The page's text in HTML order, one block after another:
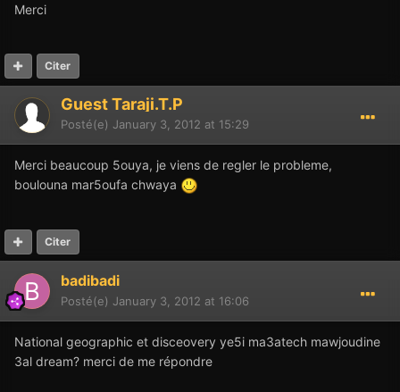
Merci
Citer
Guest Taraji.T.P
Posté(e) January 3, 2012 at 15:29
Merci beaucoup 5ouya, je viens de regler le probleme,
boulouna mar5oufa chwaya
Citer
badibadi
Posté(e) January 3, 2012 at 16:06
National geographic et disceovery ye5i ma3atech mawjoudine
3al dream? merci de me répondre